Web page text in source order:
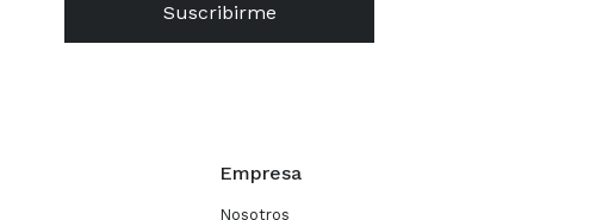
Empresa
Nosotros
Suscribirme